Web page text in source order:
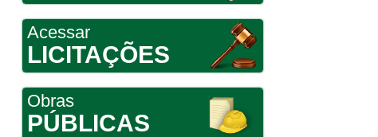
Acessar
LICITAÇÕES
Obras
PÚBLICAS